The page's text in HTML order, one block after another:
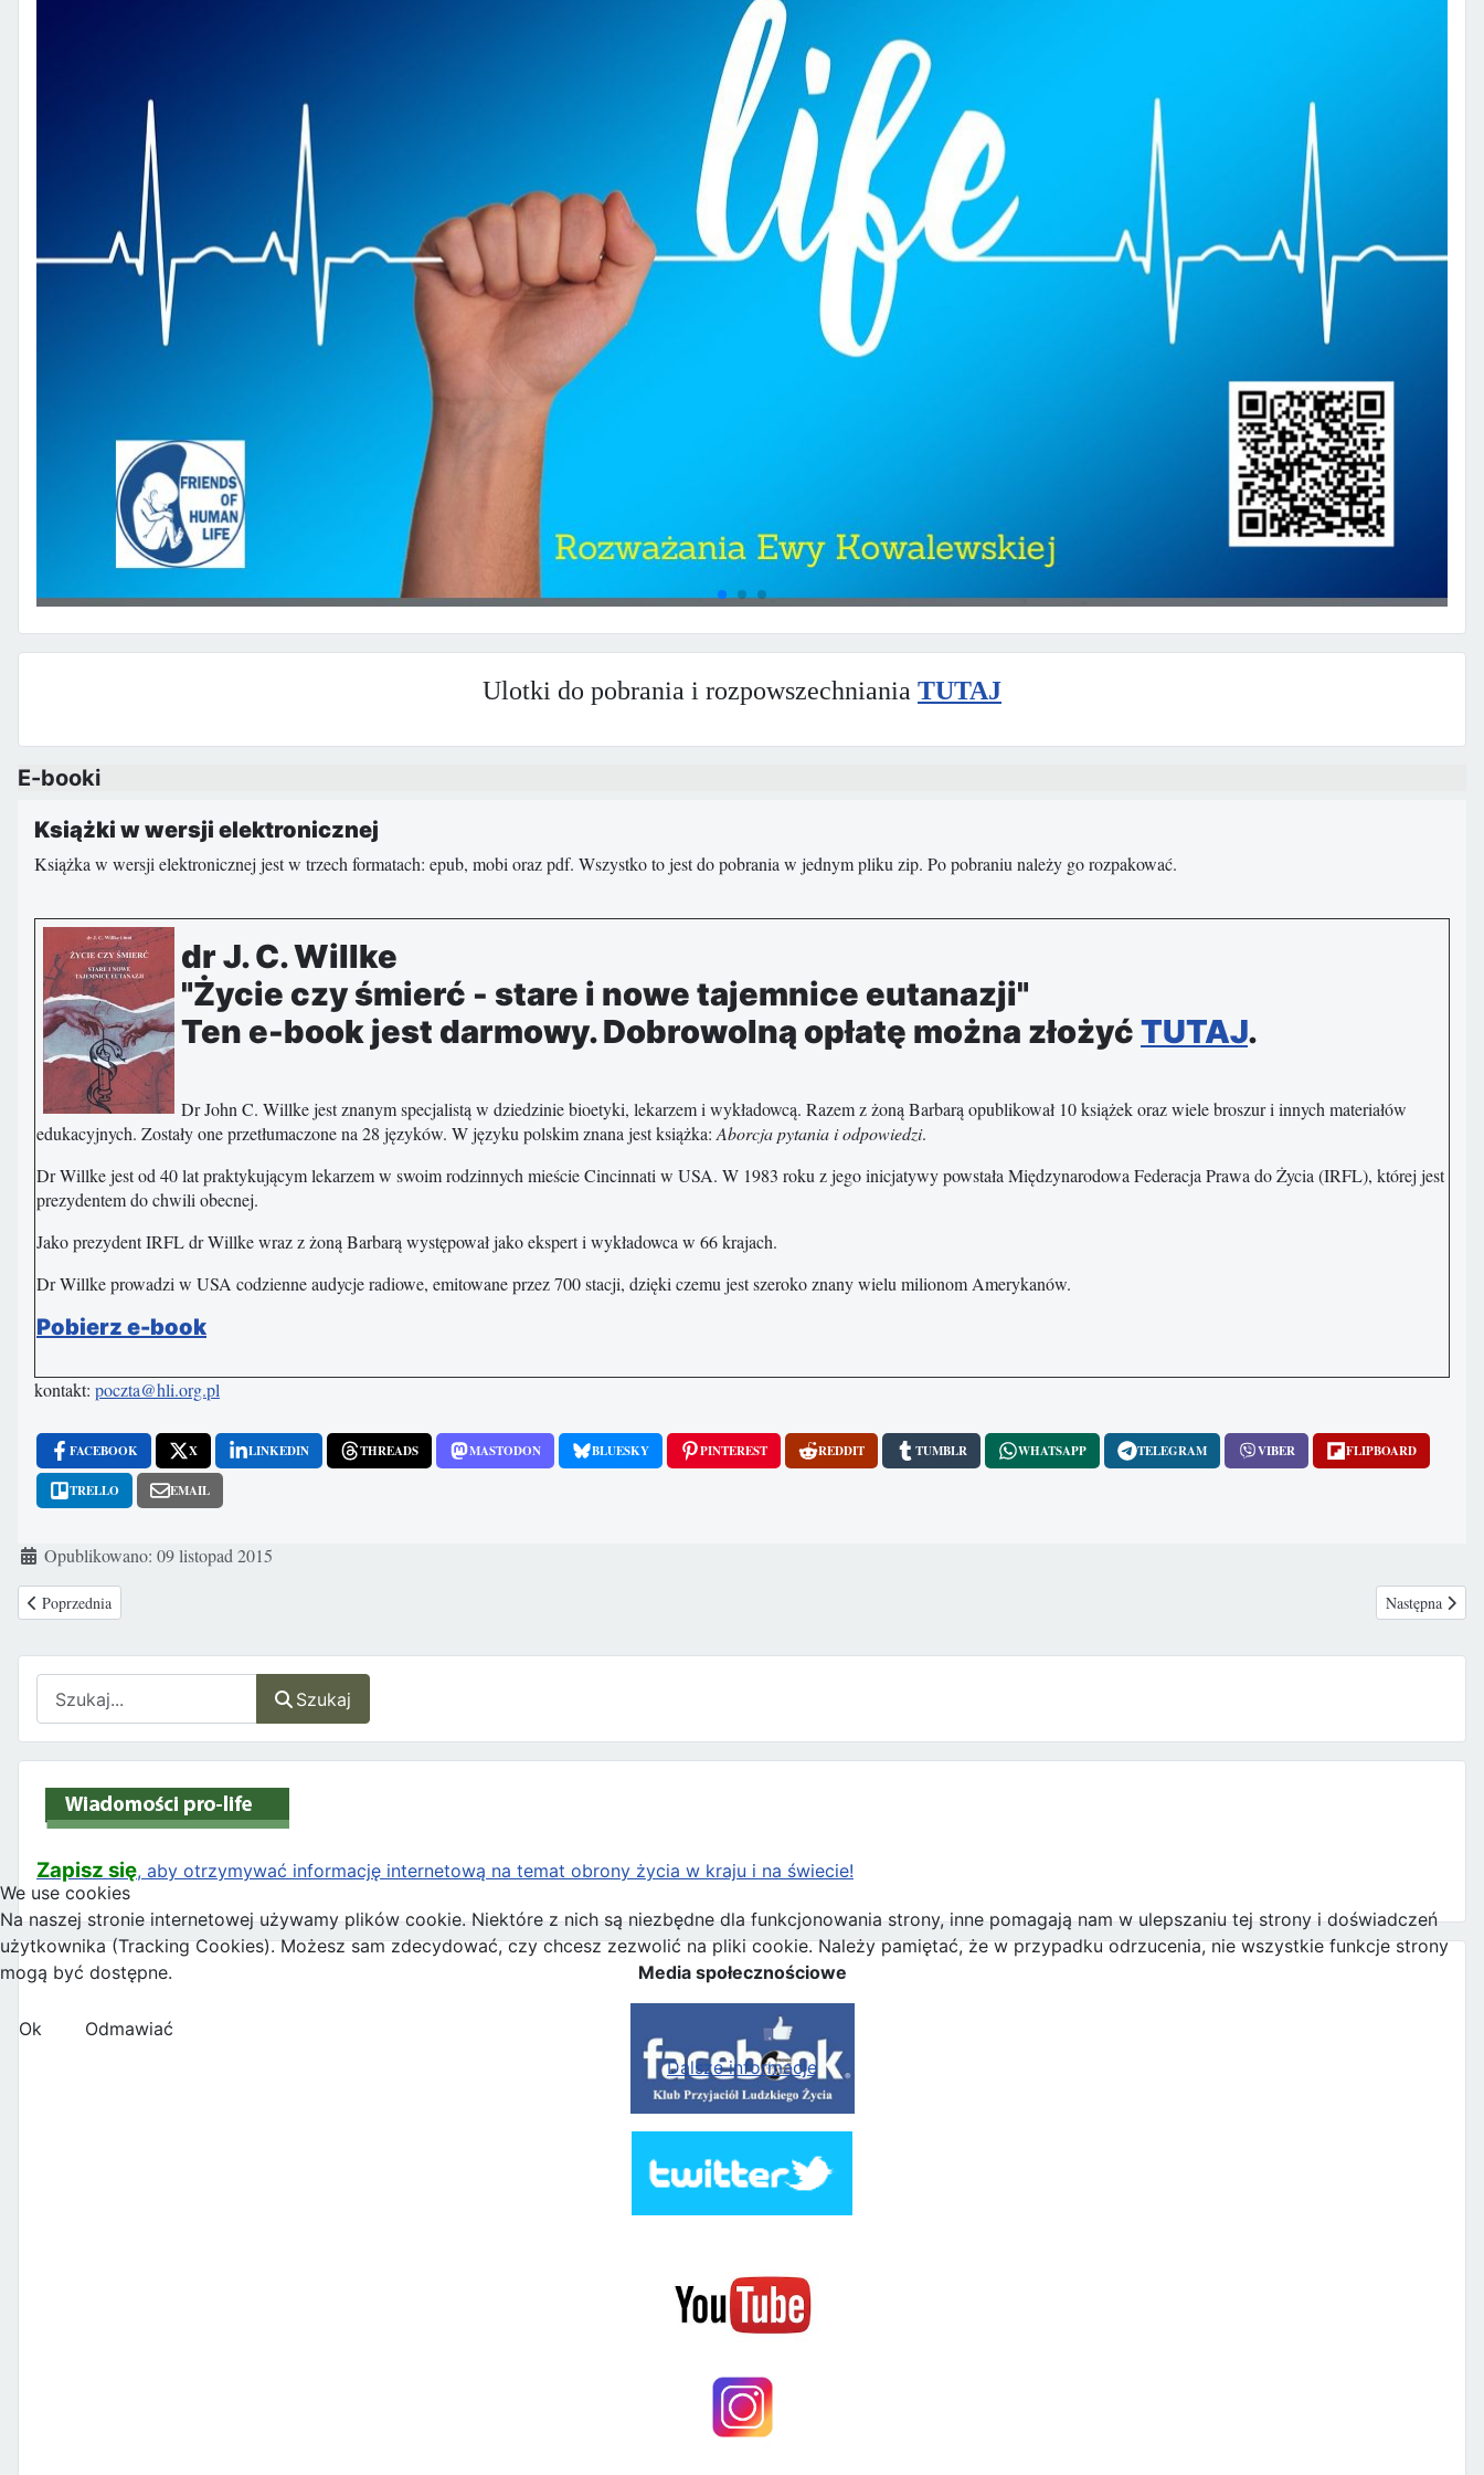
Szukaj
Zapisz się, aby otrzymywać informację internetową na temat obrony życia w kraju i na świecie!
Media społecznościowe
Ulotki do pobrania i rozpowszechniania TUTAJ
E-booki
Książki w wersji elektronicznej
Książka w wersji elektronicznej jest w trzech formatach: epub, mobi oraz pdf. Wszystko to jest do pobrania w jednym pliku zip. Po pobraniu należy go rozpakować.
dr J. C. Willke
"Życie czy śmierć - stare i nowe tajemnice eutanazji"
Ten e-book jest darmowy. Dobrowolną opłatę można złożyć TUTAJ.
Dr John C. Willke jest znanym specjalistą w dziedzinie bioetyki, lekarzem i wykładowcą. Razem z żoną Barbarą opublikował 10 książek oraz wiele broszur i innych materiałów
edukacyjnych. Zostały one przetłumaczone na 28 języków. W języku polskim znana jest książka: Aborcja pytania i odpowiedzi.
Dr Willke jest od 40 lat praktykującym lekarzem w swoim rodzinnych mieście Cincinnati w USA. W 1983 roku z jego inicjatywy powstała Międzynarodowa Federacja Prawa do Życia (IRFL), której jest
prezydentem do chwili obecnej.
Jako prezydent IRFL dr Willke wraz z żoną Barbarą występował jako ekspert i wykładowca w 66 krajach.
Dr Willke prowadzi w USA codzienne audycje radiowe, emitowane przez 700 stacji, dzięki czemu jest szeroko znany wielu milionom Amerykanów.
Pobierz e-book
kontakt: poczta@hli.org.pl
FACEBOOK X LINKEDIN THREADS MASTODON BLUESKY PINTEREST REDDIT TUMBLR WHATSAPP TELEGRAM VIBER FLIPBOARD
TRELLO EMAIL
Szczegóły
Opublikowano: 09 listopad 2015
Poprzednia strona: Papież Franciszek do rodzin:
Poprzednia Następna
Następna
We use cookies
Na naszej stronie internetowej używamy plików cookie. Niektóre z nich są niezbędne dla funkcjonowania strony, inne pomagają nam w ulepszaniu tej strony i doświadczeń
użytkownika (Tracking Cookies). Możesz sam zdecydować, czy chcesz zezwolić na pliki cookie. Należy pamiętać, że w przypadku odrzucenia, nie wszystkie funkcje strony
mogą być dostępne.
Ok
Odmawiać
Dalsze informacje